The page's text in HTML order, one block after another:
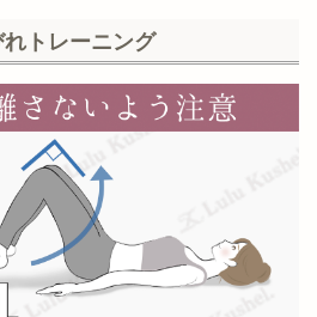
トレーニング